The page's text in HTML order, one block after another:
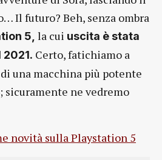
Il futuro? Beh, senza ombra
5, la cui uscita è stata
Certo, fatichiamo a
una macchina più potente
sicuramente ne vedremo
novità sulla Playstation 5